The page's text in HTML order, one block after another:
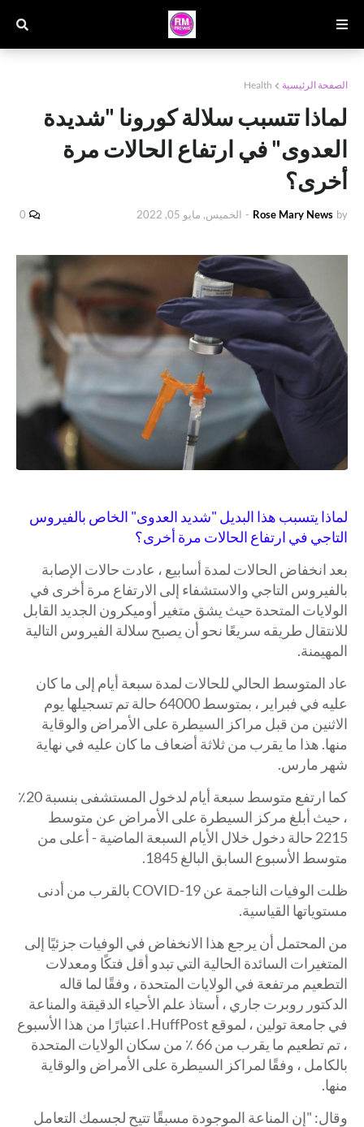
الصفحة الرئيسية Health
لماذا تتسبب سلالة كورونا "شديدة
العدوى" في ارتفاع الحالات مرة
أخرى؟
by
Rose Mary News
- الخميس, مايو 05, 2022 0
لماذا يتسبب هذا البديل "شديد العدوى" الخاص بالفيروس
التاجي في ارتفاع الحالات مرة أخرى؟
بعد انخفاض الحالات لمدة أسابيع ، عادت حالات الإصابة
بالفيروس التاجي والاستشفاء إلى الارتفاع مرة أخرى في
الولايات المتحدة حيث يشق متغير أوميكرون الجديد القابل
للانتقال طريقه سريعًا نحو أن يصبح سلالة الفيروس التالية
المهيمنة.
عاد المتوسط ​​الحالي للحالات لمدة سبعة أيام إلى ما كان
عليه في فبراير ، بمتوسط ​​64000 حالة تم تسجيلها يوم
الاثنين من قبل مراكز السيطرة على الأمراض والوقاية
منها. هذا ما يقرب من ثلاثة أضعاف ما كان عليه في نهاية
شهر مارس.
كما ارتفع متوسط ​​سبعة أيام لدخول المستشفى بنسبة 20٪
2215 حالة دخول خلال الأيام السبعة الماضية - أعلى من
متوسط ​​الأسبوع السابق البالغ 1845.
ظلت الوفيات الناجمة عن COVID-19 بالقرب من أدنى
مستوياتها القياسية.
من المحتمل أن يرجع هذا الانخفاض في الوفيات جزئيًا إلى
المتغيرات السائدة الحالية التي تبدو أقل فتكًا ومعدلات
التطعيم مرتفعة في الولايات المتحدة ، وفقًا لما قاله
الدكتور روبرت جاري ، أستاذ علم الأحياء الدقيقة والمناعة
في جامعة تولين ، لموقع HuffPost. اعتبارًا من هذا الأسبوع
، تم تطعيم ما يقرب من 66 ٪ من سكان الولايات المتحدة
بالكامل ، وفقًا لمراكز السيطرة على الأمراض والوقاية
منها.
وقال: "إن المناعة الموجودة مسبقًا تتيح لجسمك التعامل